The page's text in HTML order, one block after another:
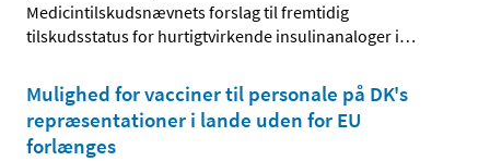
Medicintilskudsnævnets forslag til fremtidig
tilskudsstatus for hurtigtvirkende insulinanaloger i…
Mulighed for vacciner til personale på DK's
repræsentationer i lande uden for EU
forlænges